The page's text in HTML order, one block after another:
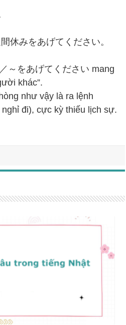
休みをあげてください。
～をあげてください mang
khác”.
như vậy là ra lệnh
đi), cực kỳ thiếu lịch sự.